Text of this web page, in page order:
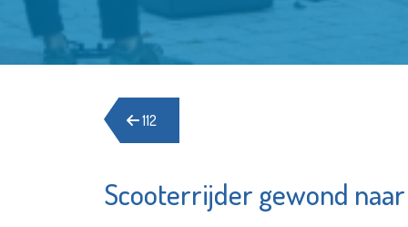
112
Scooterrijder gewond
Stroomopwaarts
Lentiz